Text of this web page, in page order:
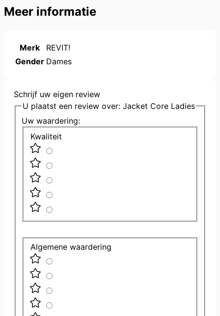
Meer informatie
Merk
REVIT!
Gender Dames
Schrijf uw eigen review
U plaatst een review over: Jacket Core Ladies
Uw waardering:
Kwaliteit
Algemene waardering